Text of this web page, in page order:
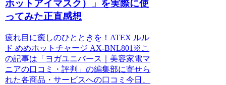
ホットアイマスク）」を実際に使
ってみた正直感想
疲れ目に癒しのひとときを！ATEX ルル
ド めめホットチャージ AX-BNL801※こ
の記事は「ヨガユニバース｜美容家電マ
ニアの口コミ・評判」の編集部に寄せら
れた各商品・サービスへの口コミ今日、